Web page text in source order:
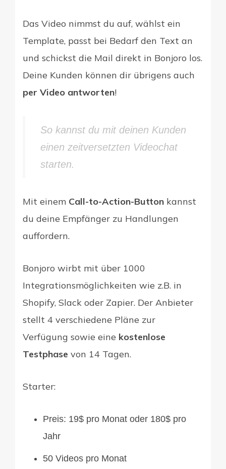
Das Video nimmst du auf, wählst ein
Template, passt bei Bedarf den Text an
und schickst die Mail direkt in Bonjoro los.
Deine Kunden können dir übrigens auch
per Video antworten!
So kannst du mit deinen Kunden
einen zeitversetzten Videochat
starten.
Mit einem Call-to-Action-Button kannst
du deine Empfänger zu Handlungen
auffordern.
Bonjoro wirbt mit über 1000
Integrationsmöglichkeiten wie z.B. in
Shopify, Slack oder Zapier. Der Anbieter
stellt 4 verschiedene Pläne zur
Verfügung sowie eine kostenlose
Testphase von 14 Tagen.
Starter:
Preis: 19$ pro Monat oder 180$ pro
Jahr
50 Videos pro Monat